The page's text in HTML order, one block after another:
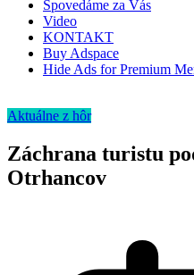
Spovedáme za Vás
Video
KONTAKT
Buy Adspace
Hide Ads for Premium
Aktuálne z hôr
Záchrana turistu
Otrhancov